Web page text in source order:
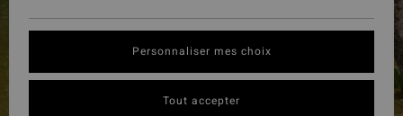
Personnaliser mes choix
Tout accepter